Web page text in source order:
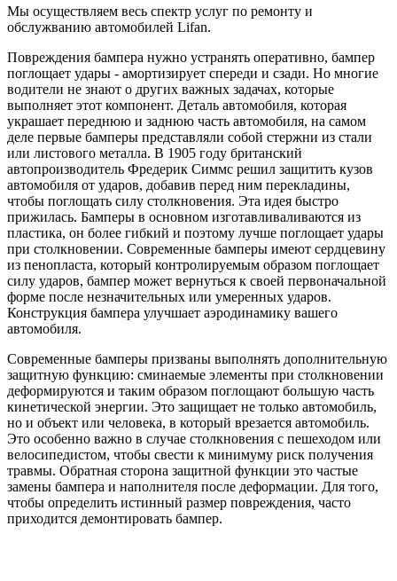
Мы осуществляем весь спектр услуг по ремонту и
обслужванию автомобилей Lifan.
Повреждения бампера нужно устранять оперативно, бампер
поглощает удары - амортизирует спереди и сзади. Но многие
водители не знают о других важных задачах, которые
выполняет этот компонент. Деталь автомобиля, которая
украшает переднюю и заднюю часть автомобиля, на самом
деле первые бамперы представляли собой стержни из стали
или листового металла. В 1905 году британский
автопроизводитель Фредерик Симмс решил защитить кузов
автомобиля от ударов, добавив перед ним перекладины,
чтобы поглощать силу столкновения. Эта идея быстро
прижилась. Бамперы в основном изготавливаливаются из
пластика, он более гибкий и поэтому лучше поглощает удары
при столкновении. Современные бамперы имеют сердцевину
из пенопласта, который контролируемым образом поглощает
силу ударов, бампер может вернуться к своей первоначальной
форме после незначительных или умеренных ударов.
Конструкция бампера улучшает аэродинамику вашего
автомобиля.
Современные бамперы призваны выполнять дополнительную
защитную функцию: сминаемые элементы при столкновении
деформируются и таким образом поглощают большую часть
кинетической энергии. Это защищает не только автомобиль,
но и объект или человека, в который врезается автомобиль.
Это особенно важно в случае столкновения с пешеходом или
велосипедистом, чтобы свести к минимуму риск получения
травмы. Обратная сторона защитной функции это частые
замены бампера и наполнителя после деформации. Для того,
чтобы определить истинный размер повреждения, часто
приходится демонтировать бампер.